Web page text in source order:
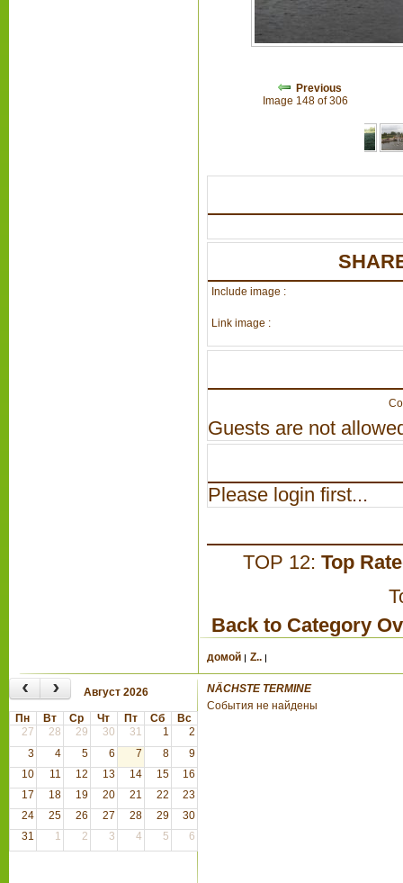
Previous
Image 148 of 306
Include image :
Link image :
Guests are not
Please login first...
TOP 12: Top
Back to Category
домой Z..
‹ › Август 2026
Пн Вт Ср Чт Пт Сб
Вс
27
28 29 30 31 1
2
3
4 5 6 7 8
9
10
11 12 13 14 15
16
17
18 19 20 21 22
23
24
25 26 27 28 29
30
31
1 2 3 4 5 6
NÄCHSTE TERMINE
События не найдены